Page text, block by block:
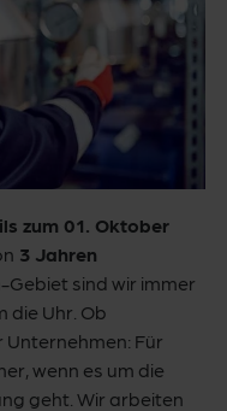
zum 01. Oktober
3 Jahren
Gebiet sind wir immer
die Uhr. Ob
Für
wenn es um die
geht. Wir arbeiten